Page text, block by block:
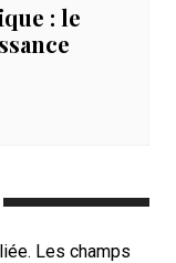
: le
Les champs